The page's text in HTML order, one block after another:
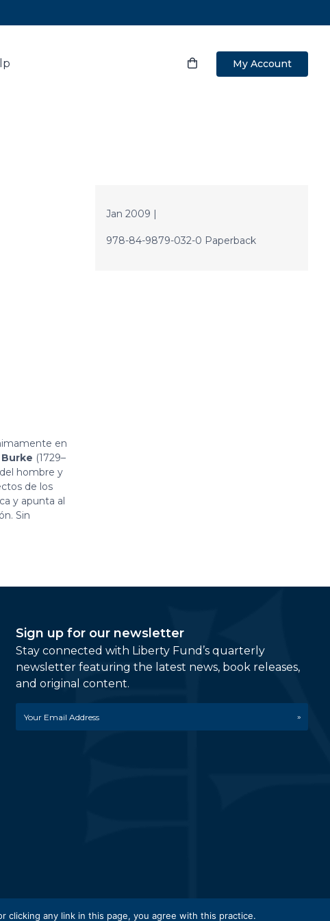
My Account
en
(1729–
hombre y
de los
y apunta al
Sin
Jan 2009 |
978-84-9879-032-0 Paperback
Sign up for our newsletter
Stay connected with Liberty Fund’s quarterly
newsletter featuring the latest news, book releases,
and original content.
clicking any link in this page, you agree with this practice.